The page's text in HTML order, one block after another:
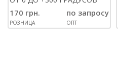
170 грн.
РОЗНИЦА
по запросу
ОПТ